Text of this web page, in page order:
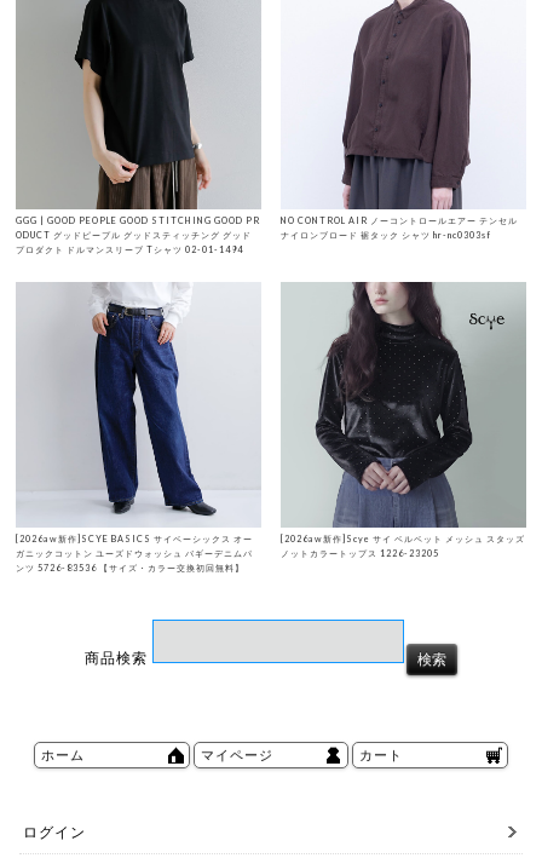
GGG | GOOD PEOPLE GOOD STITCHING GOOD PR
ODUCT グッドピープル グッドスティッチング グッド
プロダクト ドルマンスリーブ Tシャツ 02-01-1494
NO CONTROL AIR ノーコントロールエアー テンセル
ナイロンブロード 裾タック シャツ hr-nc0303sf
[2026aw新作]SCYE BASICS サイベーシックス オー
ガニックコットン ユーズドウォッシュ バギーデニムパ
ンツ 5726-83536 【サイズ・カラー交換初回無料】
[2026aw新作]Scye サイ ベルベット メッシュ スタッズ
ノットカラートップス 1226-23205
商品検索
ホーム マイページ カート
ログイン